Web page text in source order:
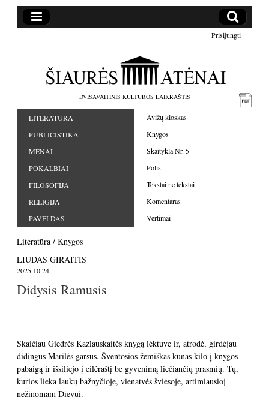
Prisijungti
DVISAVAITINIS KULTŪROS LAIKRAŠTIS
LITERATŪRA
PUBLICISTIKA
MENAI
POKALBIAI
FILOSOFIJA
RELIGIJA
PAVELDAS
Avižų kioskas
Knygos
Skaitykla Nr. 5
Polis
Tekstai ne tekstai
Komentaras
Vertimai
Literatūra / Knygos
LIUDAS GIRAITIS
2025 10 24
Didysis Ramusis
Skaičiau Giedrės Kazlauskaitės knygą lėktuve ir, atrodė, girdėjau
didingus Marilės garsus. Šventosios žemiškas kūnas kilo į knygos
pabaigą ir išsiliejo į eilėraštį be gyvenimą liečiančių prasmių. Tų,
kurios lieka laukų bažnyčioje, vienatvės šviesoje, artimiausioj
nežinomam Dievui.